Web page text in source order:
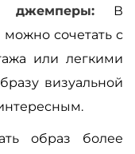
В
сочетать с
или легкими
визуальной
образ более